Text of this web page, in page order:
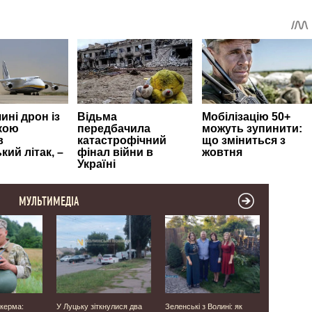
МУЛЬТИМЕДІА
У Луцьку зіткнулися два
Зеленські з Волині: як